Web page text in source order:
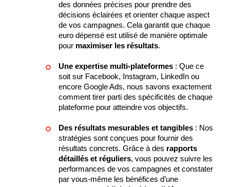
des données précises pour prendre des
décisions éclairées et orienter chaque aspect
de vos campagnes. Cela garantit que chaque
euro dépensé est utilisé de manière optimale
pour maximiser les résultats.
Une expertise multi-plateformes : Que ce
soit sur Facebook, Instagram, LinkedIn ou
encore Google Ads, nous savons exactement
comment tirer parti des spécificités de chaque
plateforme pour atteindre vos objectifs.
Des résultats mesurables et tangibles : Nos
stratégies sont conçues pour fournir des
résultats concrets. Grâce à des rapports
détaillés et réguliers, vous pouvez suivre les
performances de vos campagnes et constater
par vous-même les bénéfices d’une